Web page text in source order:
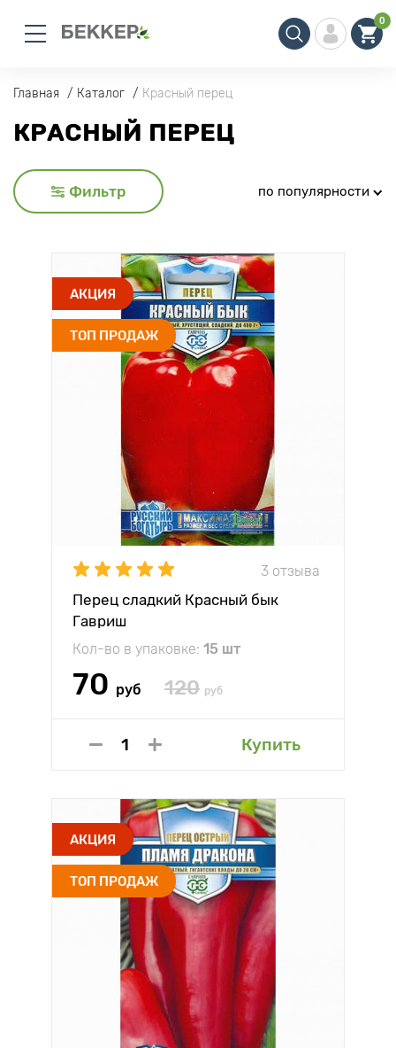
0
Главная Каталог Красный перец
КРАСНЫЙ ПЕРЕЦ
Фильтр по популярности
АКЦИЯ
ТОП ПРОДАЖ
3 отзыва
Перец сладкий Красный бык
Гавриш
Кол-во в упаковке: 15 шт
70 руб 120 руб
Купить
АКЦИЯ
ТОП ПРОДАЖ